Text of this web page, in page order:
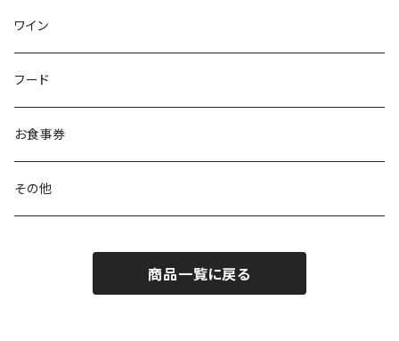
ワイン
フード
お食事券
その他
商品一覧に戻る